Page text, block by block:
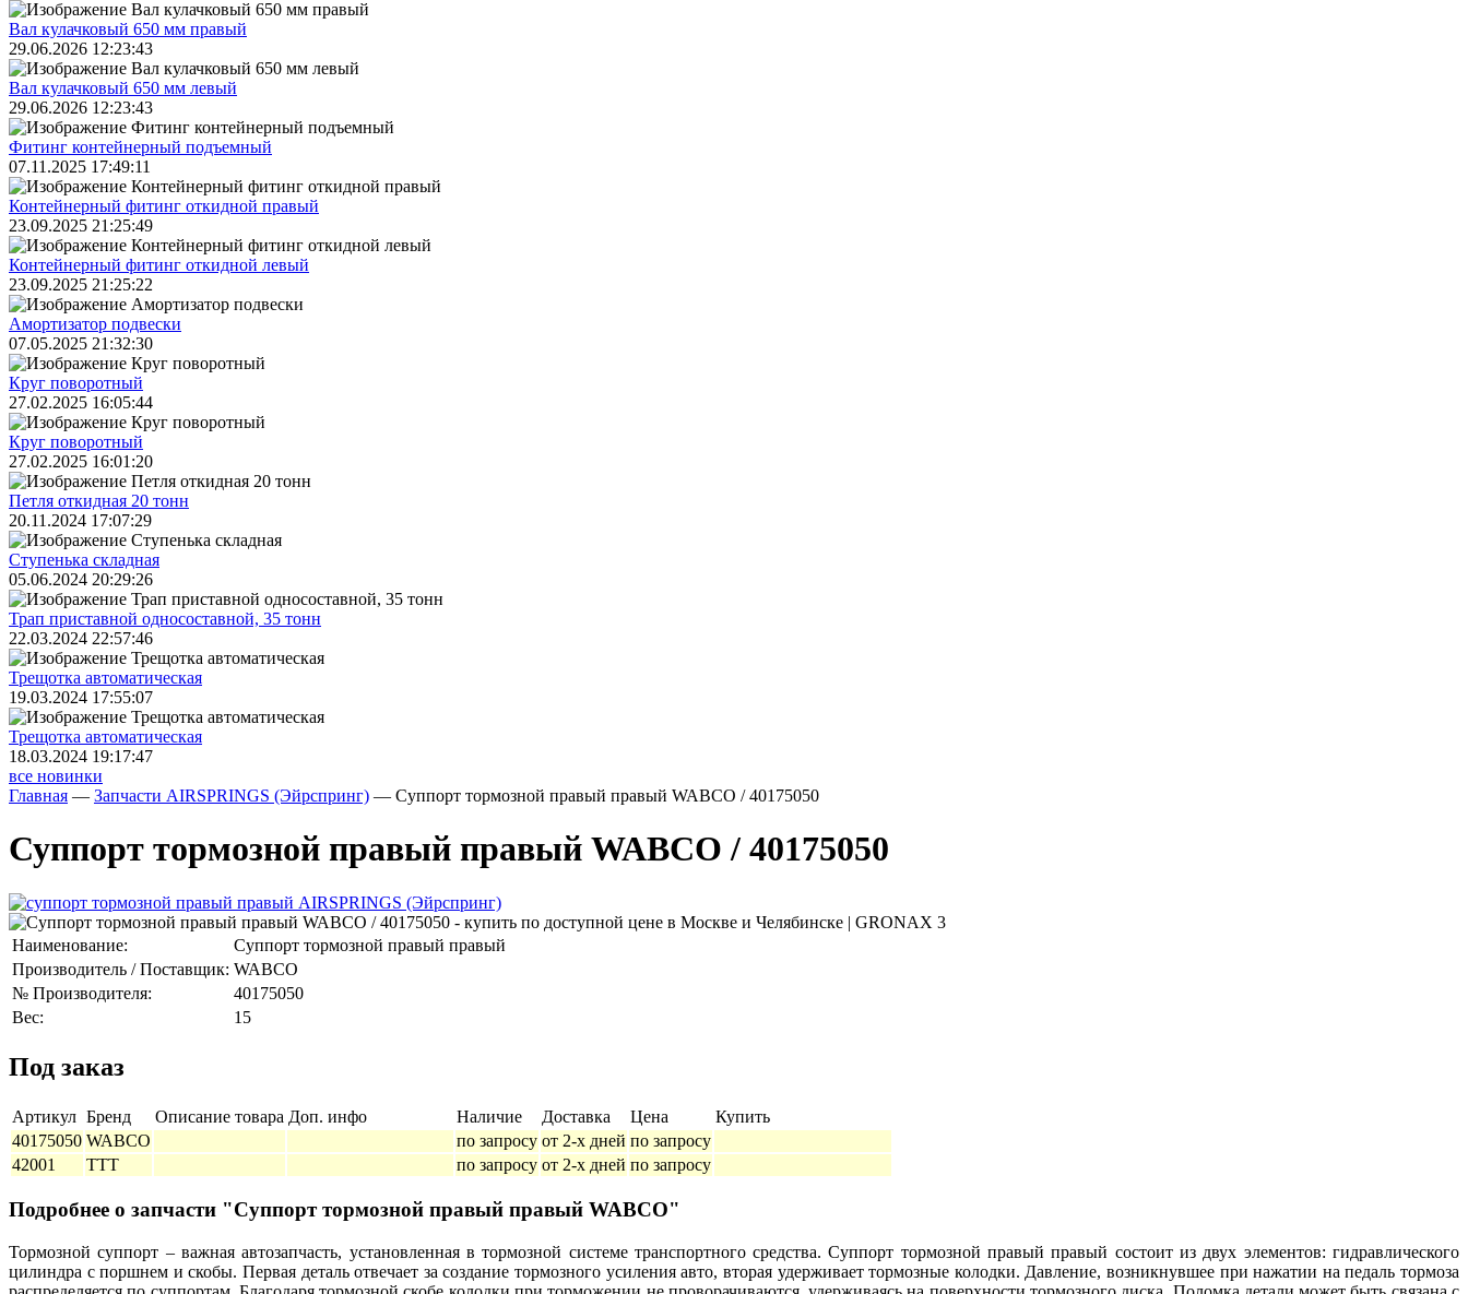
Вал кулачковый 650 мм правый
29.06.2026 12:23:43
Вал кулачковый 650 мм левый
29.06.2026 12:23:43
Фитинг контейнерный подъемный
07.11.2025 17:49:11
Контейнерный фитинг откидной правый
23.09.2025 21:25:49
Контейнерный фитинг откидной левый
23.09.2025 21:25:22
Амортизатор подвески
07.05.2025 21:32:30
Круг поворотный
27.02.2025 16:05:44
Круг поворотный
27.02.2025 16:01:20
Петля откидная 20 тонн
20.11.2024 17:07:29
Ступенька складная
05.06.2024 20:29:26
Трап приставной односоставной, 35 тонн
22.03.2024 22:57:46
Трещoтка автоматическая
19.03.2024 17:55:07
Трещoтка автоматическая
18.03.2024 19:17:47
все новинки
Главная — Запчасти AIRSPRINGS (Эйрспринг) — Суппорт тормозной правый правый WABCO / 40175050
Суппорт тормозной правый правый WABCO / 40175050
Наименование:
Суппорт тормозной правый правый
Производитель / Поставщик: WABCO
№ Производителя:
40175050
Вес:
15
Под заказ
Артикул Бренд Описание товара Доп. инфо Наличие Доставка Цена
Купить
40175050 WABCO по запросу от 2-х дней по запросу
42001
TTT по запросу от 2-х дней по запросу
Подробнее о запчасти "Суппорт тормозной правый правый WABCO"
Тормозной суппорт – важная автозапчасть, установленная в тормозной системе транспортного средства. Суппорт тормозной правый правый состоит из двух элементов: гидравлического
цилиндра с поршнем и скобы. Первая деталь отвечает за создание тормозного усиления авто, вторая удерживает тормозные колодки. Давление, возникнувшее при нажатии на педаль тормоза